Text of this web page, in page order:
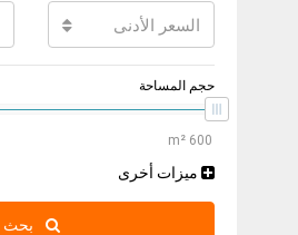
السعر الأدنى
حجم المساحة
ميزات أخرى
بحث